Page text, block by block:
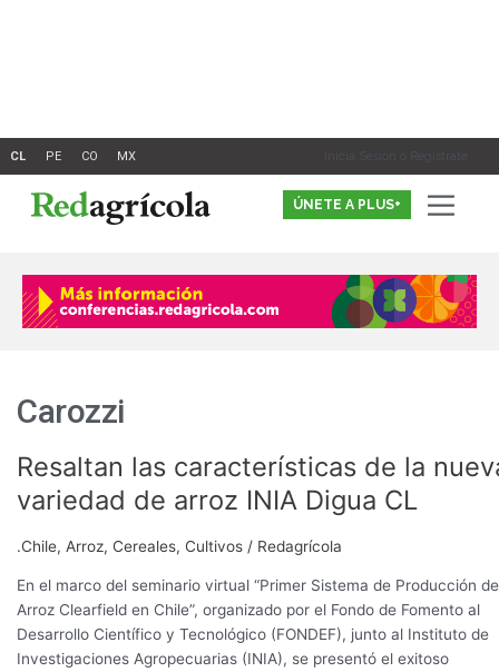
Inicia Sesión o Registrate
ÚNETE A PLUS+
Carozzi
Resaltan las características de la
variedad de arroz INIA Digua CL
.Chile, Arroz, Cereales, Cultivos / Redagrícola
En el marco del seminario virtual “Primer Sistema de Producción de
Arroz Clearfield en Chile”, organizado por el Fondo de Fomento al
Desarrollo Científico y Tecnológico (FONDEF), junto al Instituto de
Investigaciones Agropecuarias (INIA), se presentó el exitoso
Resaltan
características
nueva
variedad
de
arroz